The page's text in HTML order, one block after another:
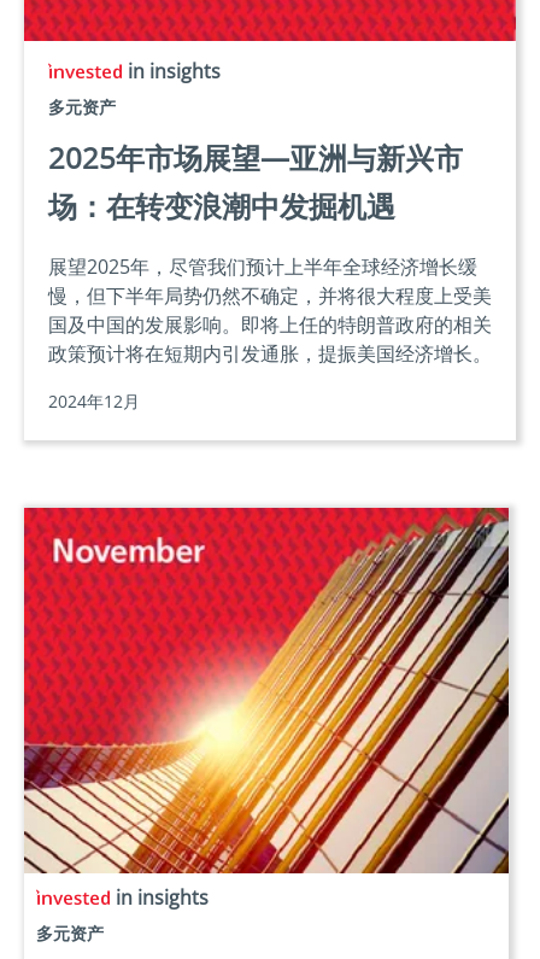
in insights
多元资产
2025年市场展望—亚洲与新兴市
场：在转变浪潮中发掘机遇
展望2025年，尽管我们预计上半年全球经济增长缓
慢，但下半年局势仍然不确定，并将很大程度上受美
国及中国的发展影响。即将上任的特朗普政府的相关
政策预计将在短期内引发通胀，提振美国经济增长。
2024年12月
in insights
多元资产